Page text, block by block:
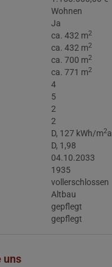
Wohnen
Ja
ca. 432 m2
ca. 432 m2
ca. 700 m2
ca. 771 m2
4
5
2
2
D, 127 kWh/m2a
D, 1,98
04.10.2033
1935
vollerschlossen
Altbau
gepflegt
gepflegt
uns